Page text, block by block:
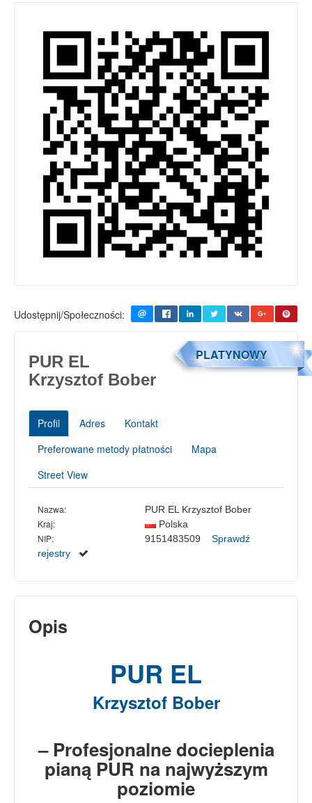
Udostępnij/Społeczności:
PLATYNOWY
PUR EL
Krzysztof Bober
Profil Adres
Kontakt
Preferowane metody płatności
Mapa
Street View
Nazwa: PUR EL Krzysztof Bober
Kraj: Polska
NIP: 9151483509 Sprawdź
rejestry
Opis
PUR EL
Krzysztof Bober
– Profesjonalne docieplenia
pianą PUR na najwyższym
poziomie